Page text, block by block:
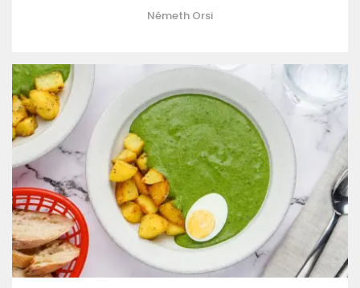
Németh Orsi